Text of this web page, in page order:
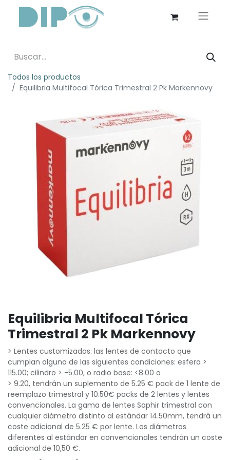
Todos los productos
Equilibria Multifocal Tórica Trimestral 2 Pk Markennovy
Equilibria Multifocal Tórica
Trimestral 2 Pk Markennovy
> Lentes customizadas: las lentes de contacto que
cumplan alguna de las siguientes condiciones: esfera >
115.00; cilindro > -5.00, o radio base: <8.00 o
> 9.20, tendrán un suplemento de 5.25 € pack de 1 lente de
reemplazo trimestral y 10.50€ packs de 2 lentes y lentes
convencionales. La gama de lentes Saphir trimestral con
cualquier diámetro distinto al estándar 14.50mm, tendrá un
coste adicional de 5.25 € por lente. Los diámetros
diferentes al estándar en convencionales tendrán un coste
adicional de 10,50 €.